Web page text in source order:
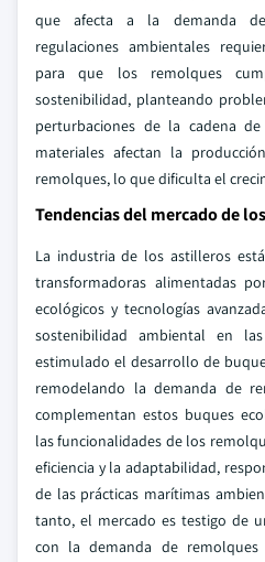
que afecta a la demanda
regulaciones ambientales
para que los remolques
sostenibilidad, planteando
perturbaciones de la cadena
materiales afectan la
remolques, lo que dificulta el
Tendencias del mercado de
La industria de los astilleros
transformadoras alimentadas
ecológicos y tecnologías
sostenibilidad ambiental en
estimulado el desarrollo de
remodelando la demanda de
complementan estos buques
las funcionalidades de los
eficiencia y la adaptabilidad,
de las prácticas marítimas
tanto, el mercado es testigo de
con la demanda de